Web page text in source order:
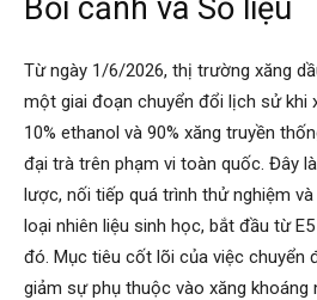
Bối cảnh và Số liệu
Từ ngày 1/6/2026, thị trường xăng
một giai đoạn chuyển đổi lịch sử khi
10% ethanol và 90% xăng truyền
đại trà trên phạm vi toàn quốc. Đây
lược, nối tiếp quá trình thử nghiệm
loại nhiên liệu sinh học, bắt đầu từ
đó. Mục tiêu cốt lõi của việc chuyển
giảm sự phụ thuộc vào xăng khoáng